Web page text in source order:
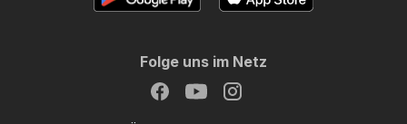
Folge uns im Netz